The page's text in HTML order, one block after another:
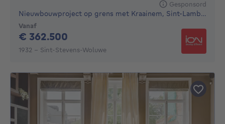
Gesponsord
Nieuwbouwproject op grens met Kraainem, Sint-Lambrechts-W...
Vanaf
€ 362.500
1932 - Sint-Stevens-Woluwe